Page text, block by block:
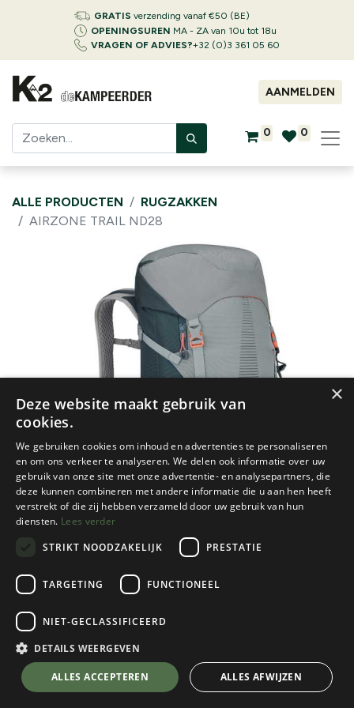
GRATIS verzending vanaf €50 (BE)
OPENINGSUREN MA - ZA van 10u tot 18u
VRAGEN OF ADVIES?+32 (0)3 361 05 60
AANMELDEN
0 0
ALLE PRODUCTEN
RUGZAKKEN
AIRZONE TRAIL ND28
Lowe Alpine
AirZone Trail ND28
Orion Blue-Citadel
Kies een kleur
💬 Stel je vraag over dit product via WhatsApp
×
Deze website maakt gebruik van
cookies.
We gebruiken cookies om inhoud en advertenties te personaliseren
en om ons verkeer te analyseren. We delen ook informatie over uw
gebruik van onze site met onze advertentie- en analysepartners, die
deze kunnen combineren met andere informatie die u aan hen heeft
verstrekt of die zij hebben verzameld door uw gebruik van hun
diensten. Lees verder
STRIKT NOODZAKELIJK
PRESTATIE
TARGETING FUNCTIONEEL
NIET-GECLASSIFICEERD
DETAILS WEERGEVEN
ALLES ACCEPTEREN ALLES AFWIJZEN